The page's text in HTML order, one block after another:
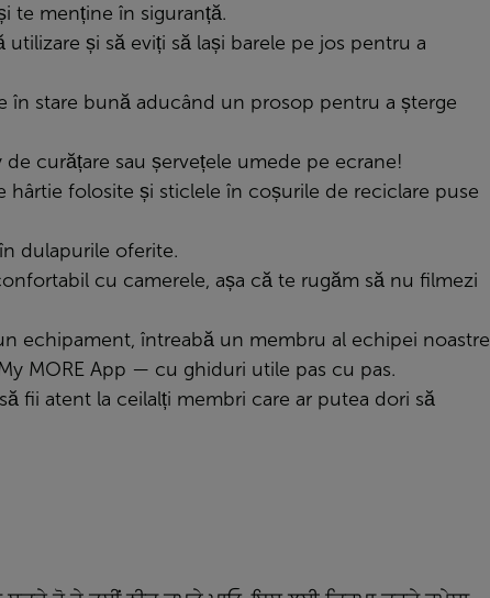
te menține în siguranță.
și să eviți să lași barele pe jos pentru a
în stare bună aducând un prosop pentru a șterge
curățare sau șervețele umede pe ecrane!
hârtie folosite și sticlele în coșurile de reciclare puse
dulapurile oferite.
cu camerele, așa că te rugăm să nu filmezi
echipament, întreabă un membru al echipei noastre
MORE App — cu ghiduri utile pas cu pas.
fii atent la ceilalți membri care ar putea dori să